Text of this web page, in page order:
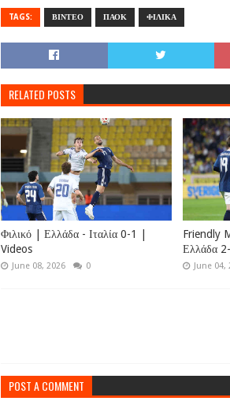
TAGS: ΒΙΝΤΕΟ ΠΑΟΚ ΦΙΛΙΚΑ
RELATED POSTS
Φιλικό | Ελλάδα - Ιταλία 0-1 |
Videos
June 08, 2026 0
Friendly
Ελλάδα
June 04,
POST A COMMENT